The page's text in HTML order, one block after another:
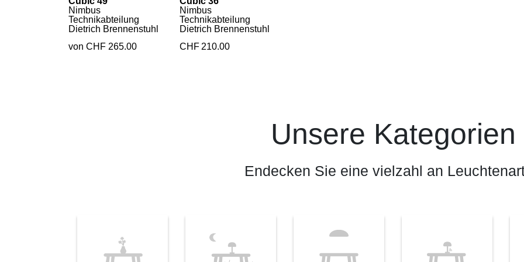
Nimbus
Technikabteilung
Dietrich Brennenstuhl
von CHF 265.00
Nimbus
Technikabteilung
Dietrich Brennenstuhl
CHF 210.00
Unsere Kategorien
Endecken Sie eine vielzahl an